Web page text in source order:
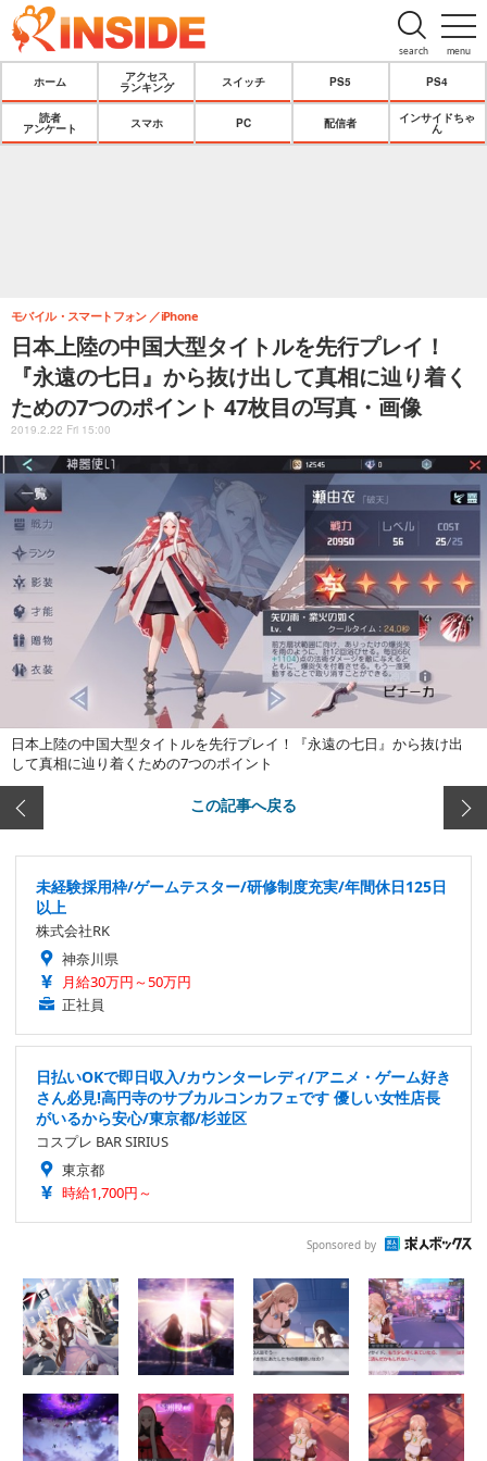
menu
search
ホーム
アクセス
ランキング
スイッチ PS5 PS4
読者
アンケート
スマホ PC 配信者
インサイドちゃ
ん
日本上陸の中国大型タイトルを先行プレイ！
『永遠の七日』から抜け出して真相に辿り着く
ための7つのポイント 47枚目の写真・画像
モバイル・スマートフォン iPhone
2019.2.22 Fri 15:00
日本上陸の中国大型タイトルを先行プレイ！『永遠の七日』から抜け出
して真相に辿り着くための7つのポイント
この記事へ戻る
未経験採用枠/ゲームテスター/研修制度充実/年間休日125日
以上
株式会社RK
神奈川県
月給30万円～50万円
正社員
日払いOKで即日収入/カウンターレディ/アニメ・ゲーム好き
さん必見!高円寺のサブカルコンカフェです 優しい女性店長
がいるから安心/東京都/杉並区
コスプレ BAR SIRIUS
東京都
時給1,700円～
Sponsored by